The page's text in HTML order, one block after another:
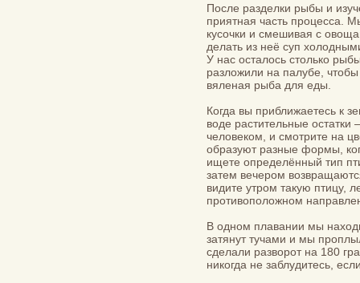
После разделки рыбы и
приятная часть процесса.
кусочки и смешивая с
делать из неё суп
У нас осталось столько
разложили на палубе,
вяленая рыба для еды.
Когда вы приближаетесь к
воде растительные
человеком, и смотрите на
образуют разные формы,
ищете определённый тип
затем вечером
видите утром такую птицу,
противоположном
В одном плавании мы
затянут тучами и мы
сделали разворот на 180
никогда не заблудитесь,